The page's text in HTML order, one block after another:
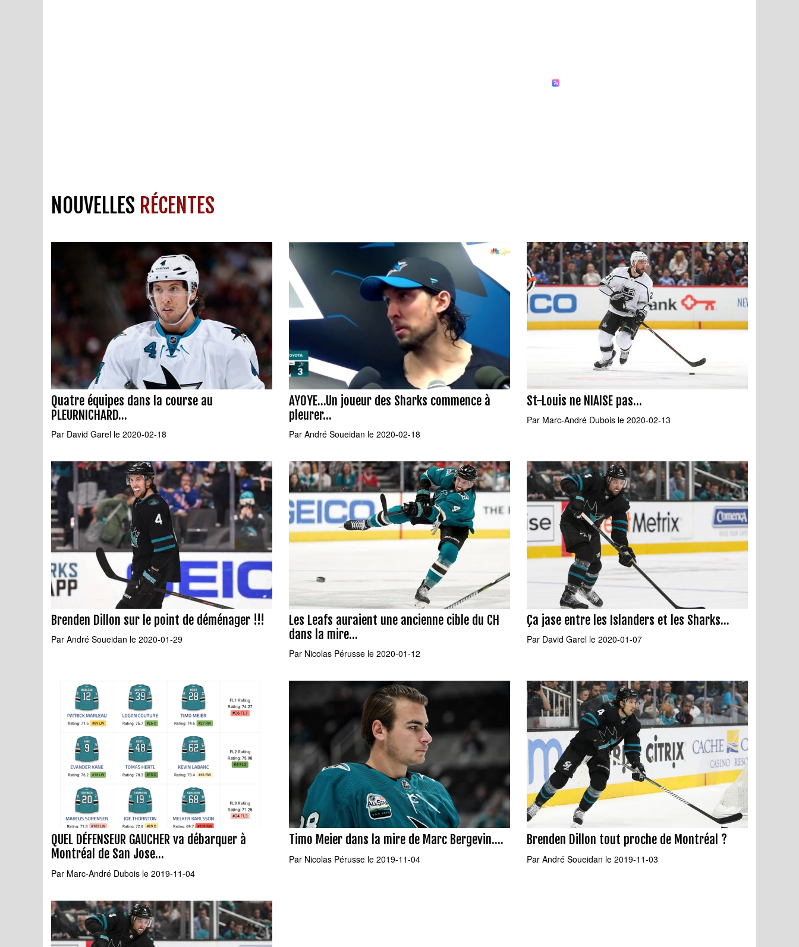
NOUVELLES RÉCENTES
Quatre équipes dans la course au
PLEURNICHARD...
Par David Garel le 2020-02-18
AYOYE...Un joueur des Sharks commence à
pleurer...
Par André Soueidan le 2020-02-18
St-Louis ne NIAISE pas...
Par Marc-André Dubois le 2020-02-13
Brenden Dillon sur le point de déménager !!!
Par André Soueidan le 2020-01-29
Les Leafs auraient une ancienne cible du CH
dans la mire...
Par Nicolas Pérusse le 2020-01-12
Ça jase entre les Islanders et les Sharks...
Par David Garel le 2020-01-07
QUEL DÉFENSEUR GAUCHER va débarquer à
Montréal de San Jose...
Par Marc-André Dubois le 2019-11-04
Timo Meier dans la mire de Marc Bergevin....
Par Nicolas Pérusse le 2019-11-04
Brenden Dillon tout proche de Montréal ?
Par André Soueidan le 2019-11-03